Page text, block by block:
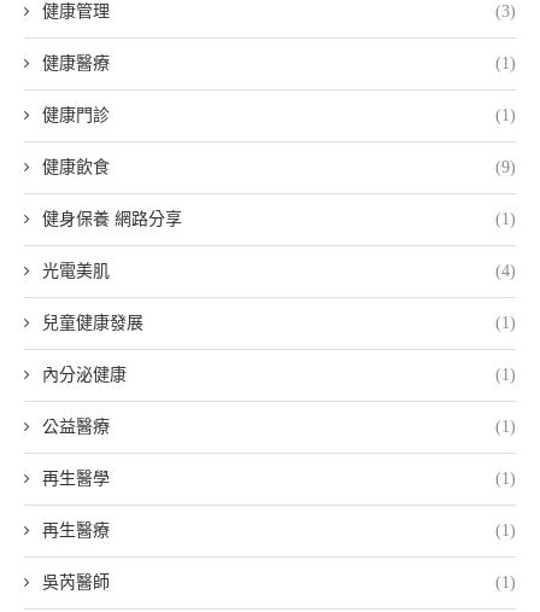
健康管理 (3)
健康醫療 (1)
健康門診 (1)
健康飲食 (9)
健身保養 網路分享 (1)
光電美肌 (4)
兒童健康發展 (1)
內分泌健康 (1)
公益醫療 (1)
再生醫學 (1)
再生醫療 (1)
吳芮醫師 (1)